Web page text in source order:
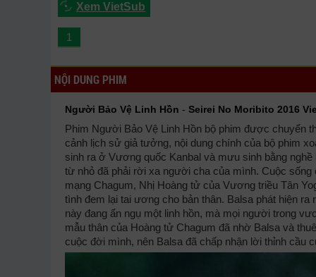
Xem VietSub
1
NỘI DUNG PHIM
Người Bảo Vệ Linh Hồn - Seirei No Moribito 2016
Phim Người Bảo Vệ Linh Hồn bộ phim được chuyển
cảnh lịch sử giả tưởng, nội dung chính của bộ phim
sinh ra ở Vương quốc Kanbal và mưu sinh bằng
từ nhỏ đã phải rời xa người cha của mình. Cuộc
mạng Chagum, Nhị Hoàng tử của Vương triều Tân
tình đem lại tai ương cho bản thân. Balsa phát hiện
này đang ẩn ngụ một linh hồn, mà mọi người trong
mẫu thân của Hoàng tử Chagum đã nhờ Balsa và
cuộc đời mình, nên Balsa đã chấp nhận lời thỉnh cầu